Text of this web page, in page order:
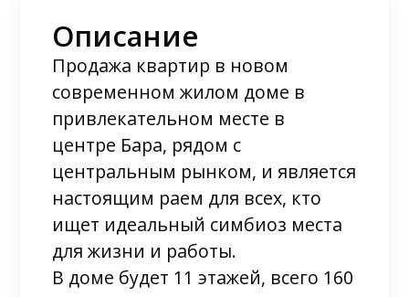
Описание
Продажа квартир в новом
современном жилом доме в
привлекательном месте в
центре Бара, рядом с
центральным рынком, и является
настоящим раем для всех, кто
ищет идеальный симбиоз места
для жизни и работы.
В доме будет 11 этажей, всего 160